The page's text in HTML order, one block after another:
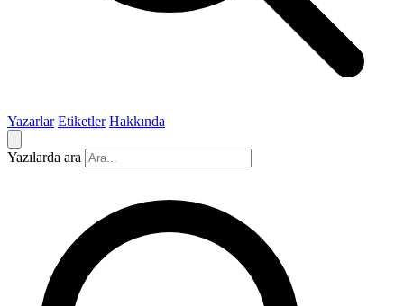
Yazarlar Etiketler Hakkında
Yazılarda ara